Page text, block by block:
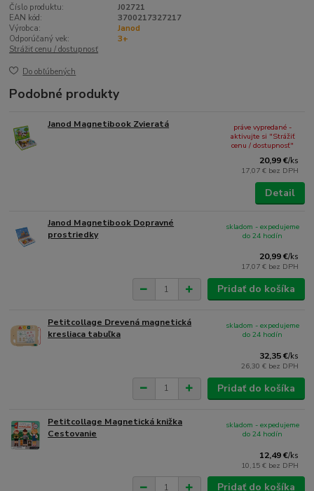
Číslo produktu:
J02721
EAN kód:
3700217327217
Výrobca:
Janod
Odporúčaný vek:
3+
Strážiť cenu / dostupnosť
Do obľúbených
Podobné produkty
Janod Magnetibook Zvieratá
20,99 €/ks
17,07 € bez DPH
práve vypredané -
aktivujte si "Strážiť
cenu / dostupnosť"
Detail
Janod Magnetibook Dopravné
prostriedky
20,99 €/ks
17,07 € bez DPH
skladom - expedujeme
do 24 hodín
Pridať do košíka
Petitcollage Drevená magnetická
kresliaca tabuľka
32,35 €/ks
26,30 € bez DPH
skladom - expedujeme
do 24 hodín
Pridať do košíka
Petitcollage Magnetická knižka
Cestovanie
12,49 €/ks
10,15 € bez DPH
skladom - expedujeme
do 24 hodín
Pridať do košíka